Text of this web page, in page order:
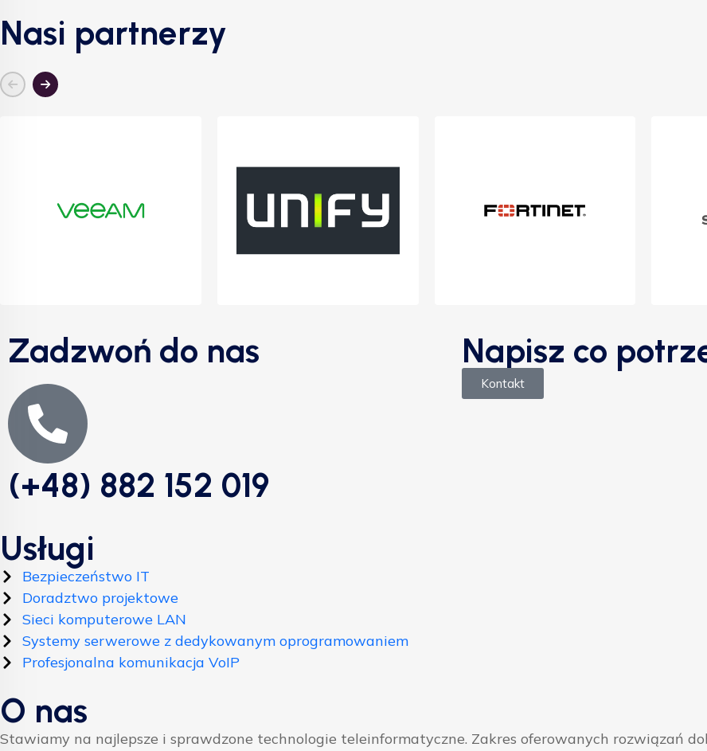
Nasi partnerzy
Zadzwoń do nas
(+48) 882 152 019
Napisz co
Kontakt
Usługi
Bezpieczeństwo IT
Doradztwo projektowe
Sieci komputerowe LAN
Systemy serwerowe z dedykowanym oprogramowaniem
Profesjonalna komunikacja VoIP
O nas
Stawiamy na najlepsze i sprawdzone technologie teleinformatyczne. Zakres oferowanych rozwiązań